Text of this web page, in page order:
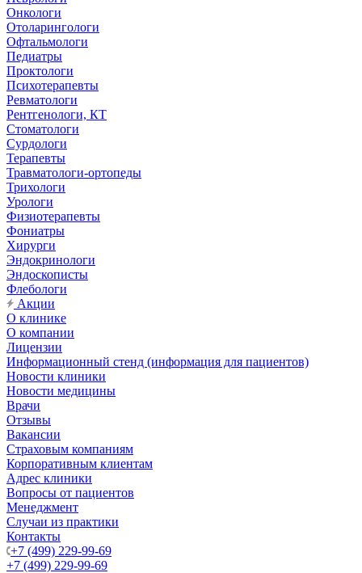
Онкологи
Отоларингологи
Офтальмологи
Педиатры
Проктологи
Психотерапевты
Ревматологи
Рентгенологи, КТ
Стоматологи
Сурдологи
Терапевты
Травматологи-ортопеды
Трихологи
Урологи
Физиотерапевты
Фониатры
Хирурги
Эндокринологи
Эндоскописты
Флебологи
Акции
О клинике
О компании
Лицензии
Информационный стенд (информация для пациентов)
Новости клиники
Новости медицины
Врачи
Отзывы
Вакансии
Страховым компаниям
Корпоративным клиентам
Адрес клиники
Вопросы от пациентов
Менеджмент
Случаи из практики
Контакты
+7 (499) 229-99-69
+7 (499) 229-99-69